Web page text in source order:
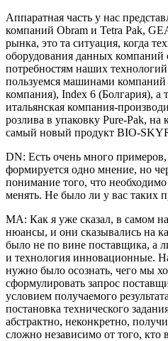
Аппаратная часть у нас
компаний Obram и Tetra Pak,
рынка, это та ситуация, когда
оборудования данных компаний
потребностям наших
пользуемся машинами компаний
компания), Index 6 (Болгария), а
итальянская компания-
розлива в упаковку Pure-Pak,
самый новый продукт BIO-
DN: Есть очень много примеров,
формируется одно мнение, но
понимание того, что
менять. Не было ли у вас таких
МА: Как я уже сказал, в самом
нюансы, и они сказывались на
было не по вине поставщика, а
и технология инновационные.
нужно было осознать, чего мы
сформулировать запрос
условием получаемого
постановка технического
абстрактно, неконкретно,
сложно независимо от того, кто